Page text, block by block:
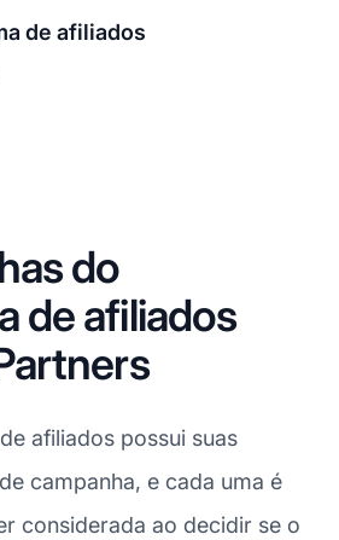
de afiliados
do
de afiliados
afiliados possui suas
campanha, e cada uma é
considerada ao decidir se o